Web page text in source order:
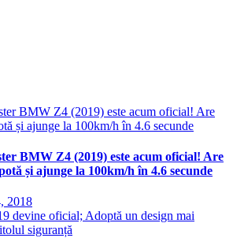
BMW Z4 (2019) este acum oficial! Are
și ajunge la 100km/h în 4.6 secunde
2018